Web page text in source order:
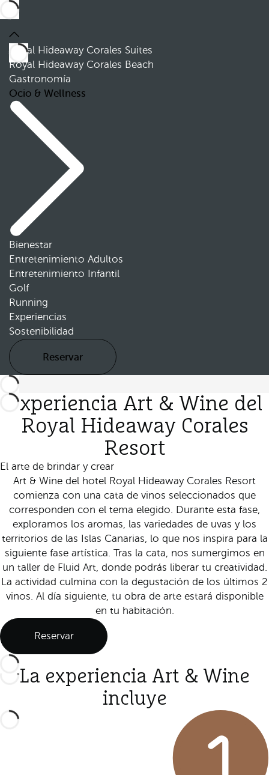
Royal Hideaway Corales Suites
Royal Hideaway Corales Beach
Gastronomía
Ocio & Wellness
Bienestar
Entretenimiento Adultos
Entretenimiento Infantil
Golf
Running
Experiencias
Sostenibilidad
Reservar
Experiencia Art & Wine del
Royal Hideaway Corales
Resort
El arte de brindar y crear
Art & Wine del hotel Royal Hideaway Corales Resort
comienza con una cata de vinos seleccionados que
corresponden con el tema elegido. Durante esta fase,
exploramos los aromas, las variedades de uvas y los
territorios de las Islas Canarias, lo que nos inspira para la
siguiente fase artística. Tras la cata, nos sumergimos en
un taller de Fluid Art, donde podrás liberar tu creatividad.
La actividad culmina con la degustación de los últimos 2
vinos. Al día siguiente, tu obra de arte estará disponible
en tu habitación.
Reservar
La experiencia Art & Wine
incluye